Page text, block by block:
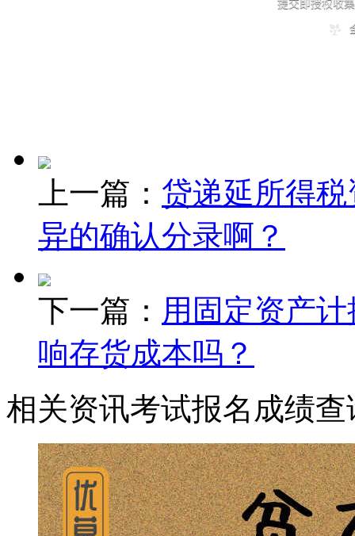
上一篇： 贷递延所得
异的确认分录啊？
下一篇： 用固定资产
响存货成本吗？
相关资讯考试报名 成绩查